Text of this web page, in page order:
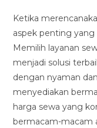
Ketika
aspek penting yang
Memilih layanan
menjadi solusi
dengan nyaman
menyediakan
harga sewa yang
bermacam-macam